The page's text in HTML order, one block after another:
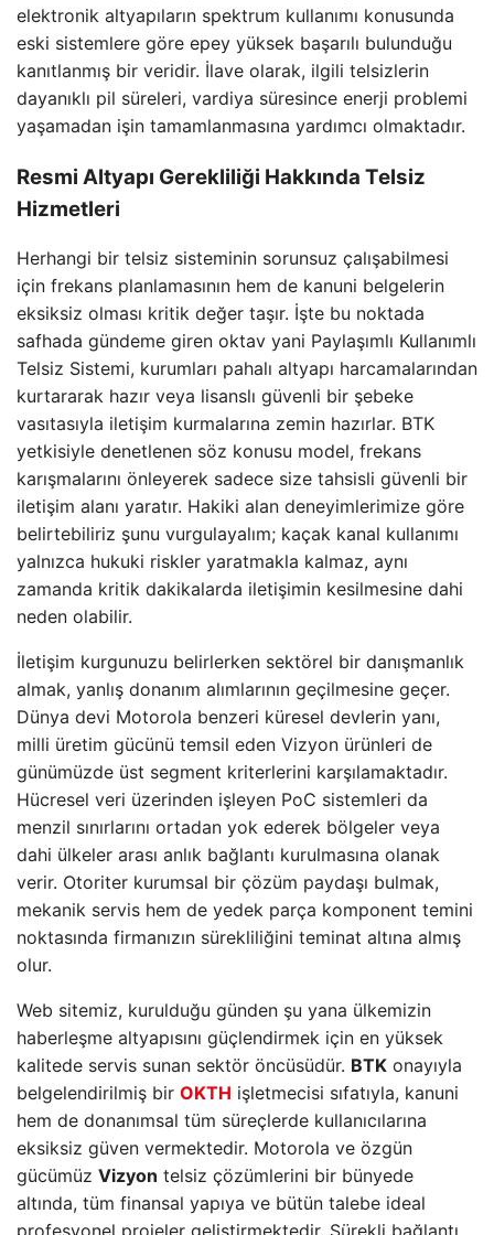
elektronik altyapıların spektrum kullanımı konusunda
eski sistemlere göre epey yüksek başarılı bulunduğu
kanıtlanmış bir veridir. İlave olarak, ilgili telsizlerin
dayanıklı pil süreleri, vardiya süresince enerji problemi
yaşamadan işin tamamlanmasına yardımcı olmaktadır.
Resmi Altyapı Gerekliliği Hakkında Telsiz
Hizmetleri
Herhangi bir telsiz sisteminin sorunsuz çalışabilmesi
için frekans planlamasının hem de kanuni belgelerin
eksiksiz olması kritik değer taşır. İşte bu noktada
safhada gündeme giren oktav yani Paylaşımlı Kullanımlı
Telsiz Sistemi, kurumları pahalı altyapı harcamalarından
kurtararak hazır veya lisanslı güvenli bir şebeke
vasıtasıyla iletişim kurmalarına zemin hazırlar. BTK
yetkisiyle denetlenen söz konusu model, frekans
karışmalarını önleyerek sadece size tahsisli güvenli bir
iletişim alanı yaratır. Hakiki alan deneyimlerimize göre
belirtebiliriz şunu vurgulayalım; kaçak kanal kullanımı
yalnızca hukuki riskler yaratmakla kalmaz, aynı
zamanda kritik dakikalarda iletişimin kesilmesine dahi
neden olabilir.
İletişim kurgunuzu belirlerken sektörel bir danışmanlık
almak, yanlış donanım alımlarının geçilmesine geçer.
Dünya devi Motorola benzeri küresel devlerin yanı,
milli üretim gücünü temsil eden Vizyon ürünleri de
günümüzde üst segment kriterlerini karşılamaktadır.
Hücresel veri üzerinden işleyen PoC sistemleri da
menzil sınırlarını ortadan yok ederek bölgeler veya
dahi ülkeler arası anlık bağlantı kurulmasına olanak
verir. Otoriter kurumsal bir çözüm paydaşı bulmak,
mekanik servis hem de yedek parça komponent temini
noktasında firmanızın sürekliliğini teminat altına almış
olur.
Web sitemiz, kurulduğu günden şu yana ülkemizin
haberleşme altyapısını güçlendirmek için en yüksek
kalitede servis sunan sektör öncüsüdür. BTK onayıyla
belgelendirilmiş bir OKTH işletmecisi sıfatıyla, kanuni
hem de donanımsal tüm süreçlerde kullanıcılarına
eksiksiz güven vermektedir. Motorola ve özgün
gücümüz Vizyon telsiz çözümlerini bir bünyede
altında, tüm finansal yapıya ve bütün talebe ideal